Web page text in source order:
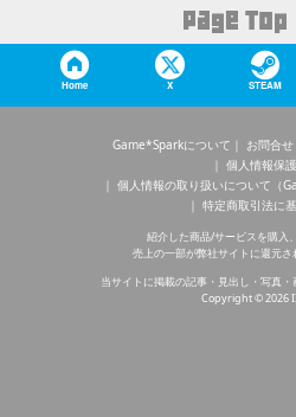
Home X STEAM
Game*Sparkについて お問合せ
個人情報保
個人情報の取り扱いについて（
特定商取引法に
紹介した商品/サービスを購入
売上の一部が弊社サイトに還元さ
当サイトに掲載の記事・見出し・写真・
Copyright © 2026